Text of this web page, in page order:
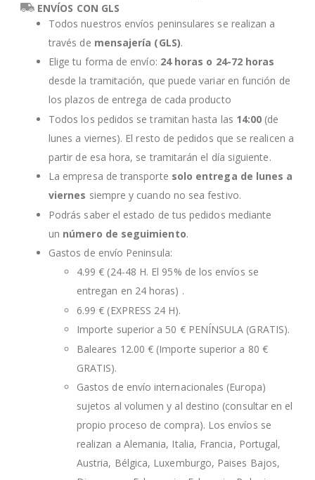
ENVÍOS CON GLS
Todos nuestros envíos peninsulares se realizan a
través de mensajería (GLS).
Elige tu forma de envío: 24 horas o 24-72 horas
desde la tramitación, que puede variar en función de
los plazos de entrega de cada producto
Todos los pedidos se tramitan hasta las 14:00 (de
lunes a viernes). El resto de pedidos que se realicen a
partir de esa hora, se tramitarán el día siguiente.
La empresa de transporte solo entrega de lunes a
viernes siempre y cuando no sea festivo.
Podrás saber el estado de tus pedidos mediante
un número de seguimiento.
Gastos de envío Peninsula:
4.99 € (24-48 H. El 95% de los envíos se
entregan en 24 horas) .
6.99 € (EXPRESS 24 H).
Importe superior a 50 € PENÍNSULA (GRATIS).
Baleares 12.00 € (Importe superior a 80 €
GRATIS).
Gastos de envío internacionales (Europa)
sujetos al volumen y al destino (consultar en el
propio proceso de compra). Los envíos se
realizan a Alemania, Italia, Francia, Portugal,
Austria, Bélgica, Luxemburgo, Paises Bajos,